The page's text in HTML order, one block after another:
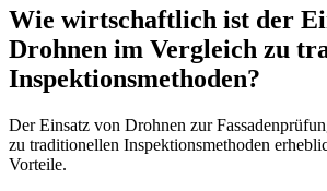
Wie wirtschaftlich ist der
Drohnen im Vergleich zu
Inspektionsmethoden?
Der Einsatz von Drohnen zur
zu traditionellen Inspektionsmethoden
Vorteile.